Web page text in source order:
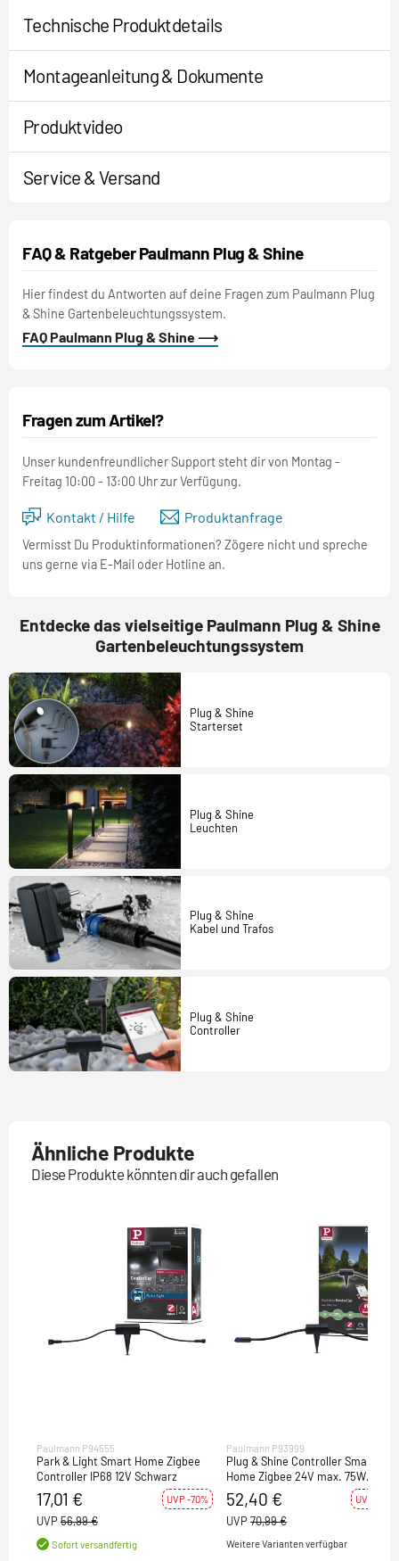
Entdecke das vielseitige Paulmann Plug & Shine
Gartenbeleuchtungssystem
Plug & Shine
Starterset
Plug & Shine
Leuchten
Plug & Shine
Kabel und Trafos
Plug & Shine
Controller
Technische Produktdetails
Montageanleitung & Dokumente
Produktvideo
Service & Versand
FAQ & Ratgeber Paulmann Plug & Shine
Hier findest du Antworten auf deine Fragen zum Paulmann Plug
& Shine Gartenbeleuchtungssystem.
FAQ Paulmann Plug & Shine ⟶
Fragen zum Artikel?
Unser kundenfreundlicher Support steht dir von Montag -
Freitag 10:00 - 13:00 Uhr zur Verfügung.
Kontakt / Hilfe Produktanfrage
Vermisst Du Produktinformationen? Zögere nicht und spreche
uns gerne via E-Mail oder Hotline an.
Ähnliche Produkte
Diese Produkte könnten dir auch gefallen
Paulmann P94555
Park & Light Smart Home Zigbee
Controller IP68 12V Schwarz
17,01 € UVP -70%
UVP 56,99 €
Sofort versandfertig
Paulmann P93999
Plug & Shine Controller Smart
Home Zigbee 24V max. 75W
Schwarz IP68
52,40 € UVP -26%
UVP 70,99 €
Weitere Varianten verfügbar